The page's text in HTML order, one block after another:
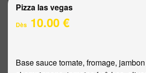
Pizza las vegas
Dès 10.00 €
Base sauce tomate, fromage,